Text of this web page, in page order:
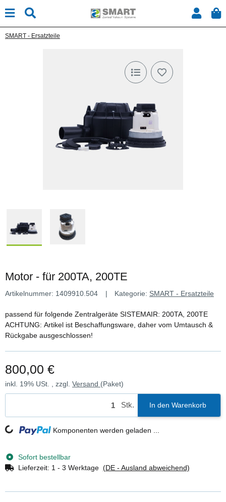
SMART - Ersatzteile
Motor - für 200TA, 200TE
Artikelnummer: 1409910.504 Kategorie: SMART - Ersatzteile
passend für folgende Zentralgeräte SISTEMAIR: 200TA, 200TE
ACHTUNG: Artikel ist Beschaffungsware, daher vom Umtausch &
Rückgabe ausgeschlossen!
800,00 €
inkl. 19% USt. , zzgl. Versand (Paket)
Stk. In den Warenkorb
Loading... Komponenten werden geladen ...
Sofort bestellbar
Lieferzeit: 1 - 3 Werktage (DE - Ausland abweichend)